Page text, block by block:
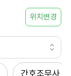
위치변경
간호조무사